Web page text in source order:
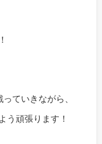
ていきながら、
う頑張ります！